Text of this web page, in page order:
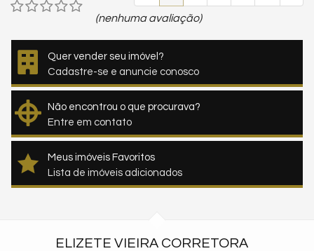
(nenhuma avaliação)
Quer vender seu imóvel?
Cadastre-se e anuncie conosco
Não encontrou o que procurava?
Entre em contato
Meus imóveis Favoritos
Lista de imóveis adicionados
ELIZETE VIEIRA CORRETORA